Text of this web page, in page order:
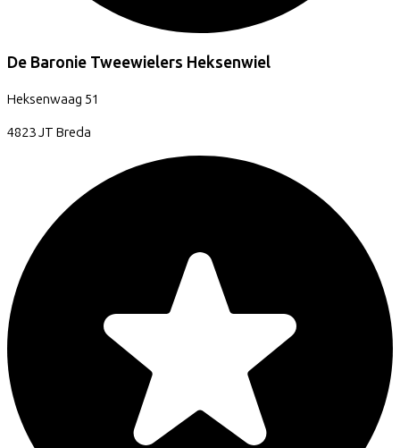
De Baronie Tweewielers Heksenwiel
Heksenwaag 51
4823 JT Breda